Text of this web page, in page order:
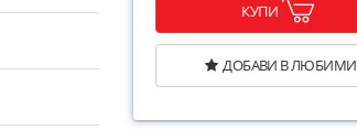
КУПИ
ДОБАВИ В ЛЮБИМИ